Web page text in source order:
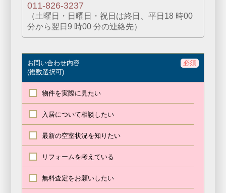
011-826-3237
（⼟曜⽇・⽇曜⽇・祝⽇は終日、平日18 時00
分から翌⽇9 時00 分の連絡先）
お問い合わせ内容
(複数選択可)
必須
物件を実際に見たい
入居について相談したい
最新の空室状況を知りたい
リフォームを考えている
無料査定をお願いしたい